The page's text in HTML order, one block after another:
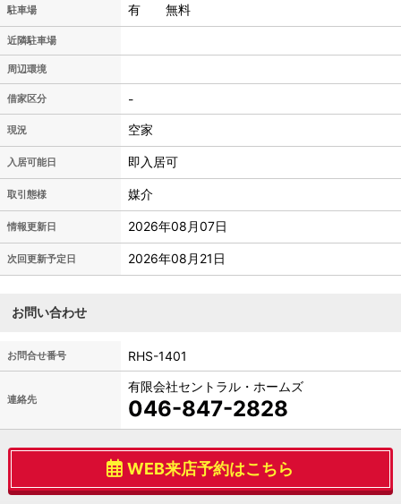
駐車場 有 無料
近隣駐車場
周辺環境
借家区分 -
現況 空家
入居可能日 即入居可
取引態様 媒介
情報更新日 2026年08月07日
次回更新予定日 2026年08月21日
お問い合わせ
お問合せ番号 RHS-1401
連絡先
有限会社セントラル・ホームズ
046-847-2828
WEB来店予約はこちら